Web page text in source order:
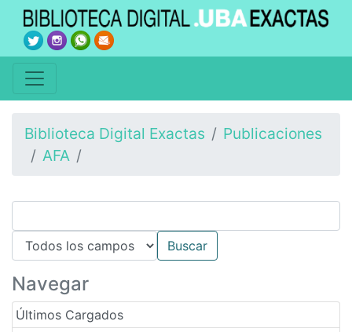
Biblioteca Digital Exactas
Publicaciones
AFA
Navegar
Últimos Cargados